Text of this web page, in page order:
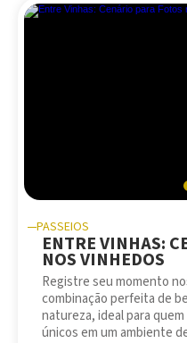
PASSEIOS
ENTRE VINHAS:
NOS VINHEDOS
Registre seu momento
combinação perfeita de
natureza, ideal para
únicos em um ambiente